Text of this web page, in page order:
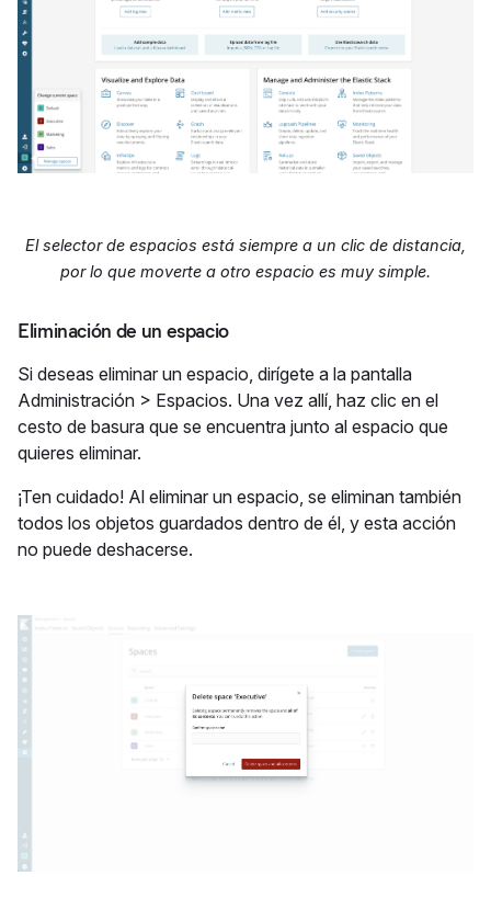
El selector de espacios está siempre a un clic de distancia,
por lo que moverte a otro espacio es muy simple.
Eliminación de un espacio
Si deseas eliminar un espacio, dirígete a la pantalla
Administración > Espacios. Una vez allí, haz clic en el
cesto de basura que se encuentra junto al espacio que
quieres eliminar.
¡Ten cuidado! Al eliminar un espacio, se eliminan también
todos los objetos guardados dentro de él, y esta acción
no puede deshacerse.